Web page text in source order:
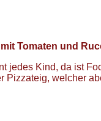
Tomaten und
jedes Kind, da ist
Pizzateig, welcher